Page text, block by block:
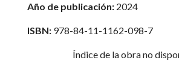
Año de publicación: 2024
ISBN: 978-84-11-1162-098-7
Índice de la obra no